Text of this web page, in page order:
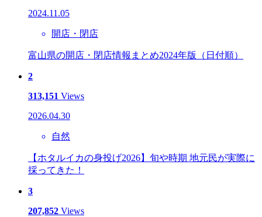
2024.11.05
開店・閉店
富山県の開店・閉店情報まとめ2024年版（日付順）
2
313,151 Views
2026.04.30
自然
【ホタルイカの身投げ2026】旬や時期 地元民が実際に
採ってきた！
3
207,852 Views